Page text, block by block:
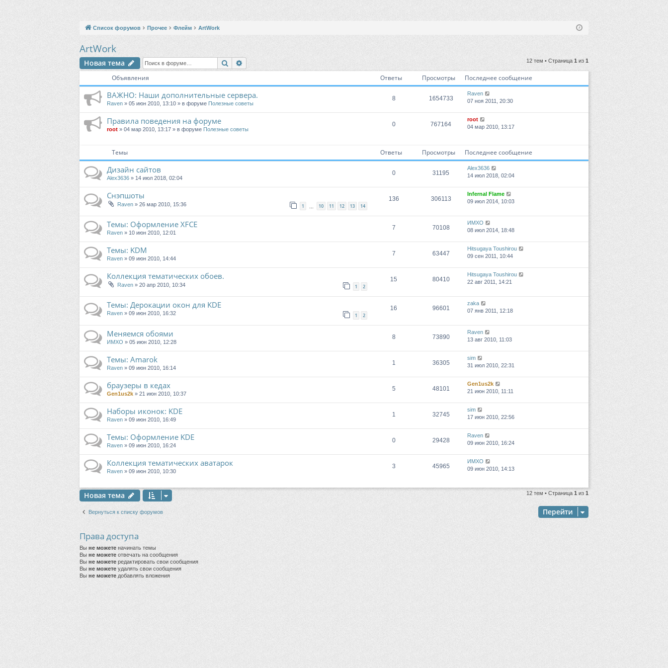
Список форумов Прочее Флейм ArtWork
ArtWork
Новая тема Поиск 12 тем • Страница 1 из 1
Объявления Ответы Просмотры Последнее сообщение
ВАЖНО: Наши дополнительные сервера.
Raven » 05 июн 2010, 13:10 » в форуме Полезные советы
8 1654733
Raven
07 ноя 2011, 20:30
Правила поведения на форуме
root » 04 мар 2010, 13:17 » в форуме Полезные советы
0 767164
root
04 мар 2010, 13:17
Темы Ответы Просмотры Последнее сообщение
Дизайн сайтов
Alex3636 » 14 июл 2018, 02:04
0 31195
Alex3636
14 июл 2018, 02:04
Снэпшоты
Raven » 26 мар 2010, 15:36 1 … 10 11 12 13 14
136 306113
Infernal Flame
09 июл 2014, 10:03
Темы: Оформление XFCE
Raven » 10 июн 2010, 12:01
7 70108
ИМХО
08 июл 2014, 18:48
Темы: KDM
Raven » 09 июн 2010, 14:44
7 63447
Hitsugaya Toushirou
09 сен 2011, 10:44
Коллекция тематических обоев.
Raven » 20 апр 2010, 10:34 1 2
15 80410
Hitsugaya Toushirou
22 авг 2011, 14:21
Темы: Дерокации окон для KDE
Raven » 09 июн 2010, 16:32 1 2
16 96601
zaka
07 янв 2011, 12:18
Меняемся обоями
ИМХО » 05 июн 2010, 12:28
8 73890
Raven
13 авг 2010, 11:03
Tемы: Amarok
Raven » 09 июн 2010, 16:14
1 36305
sim
31 июл 2010, 22:31
браузеры в кедах
Gen1us2k » 21 июн 2010, 10:37
5 48101
Gen1us2k
21 июн 2010, 11:11
Наборы иконок: KDE
Raven » 09 июн 2010, 16:49
1 32745
sim
17 июн 2010, 22:56
Темы: Оформление KDE
Raven » 09 июн 2010, 16:24
0 29428
Raven
09 июн 2010, 16:24
Коллекция тематических аватарок
Raven » 09 июн 2010, 10:30
3 45965
ИМХО
09 июн 2010, 14:13
Новая тема 12 тем • Страница1 из 1
Вернуться к списку форумов Перейти
Права доступа
Вы не можете начинать темы
Вы не можете отвечать на сообщения
Вы не можете редактировать свои сообщения
Вы не можете удалять свои сообщения
Вы не можете добавлять вложения